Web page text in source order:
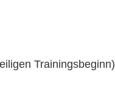
Trainingsbeginn)